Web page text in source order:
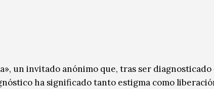
un invitado anónimo que, tras ser
ha significado tanto estigma como